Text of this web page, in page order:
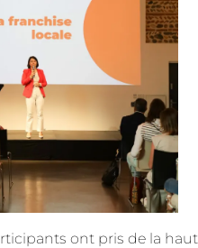
ont pris de la